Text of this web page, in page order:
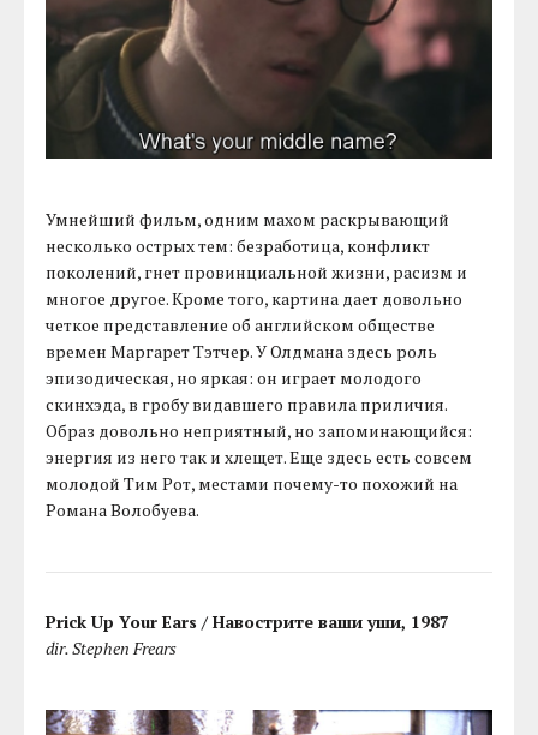
Умнейший фильм, одним махом раскрывающий
несколько острых тем: безработица, конфликт
поколений, гнет провинциальной жизни, расизм и
многое другое. Кроме того, картина дает довольно
четкое представление об английском обществе
времен Маргарет Тэтчер. У Олдмана здесь роль
эпизодическая, но яркая: он играет молодого
скинхэда, в гробу видавшего правила приличия.
Образ довольно неприятный, но запоминающийся:
энергия из него так и хлещет. Еще здесь есть совсем
молодой Тим Рот, местами почему-то похожий на
Романа Волобуева.
Prick Up Your Ears / Навострите ваши уши, 1987
dir. Stephen Frears